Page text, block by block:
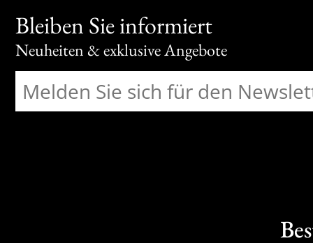
Bleiben Sie informiert
Neuheiten & exklusive Angebote